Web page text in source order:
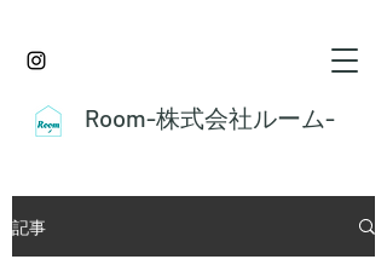
Room-株式会社ルーム-
記事